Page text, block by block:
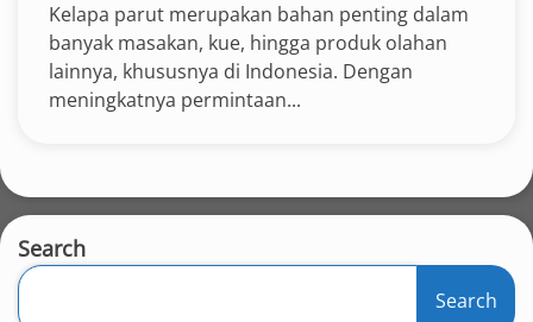
Kelapa parut merupakan bahan penting dalam
banyak masakan, kue, hingga produk olahan
lainnya, khususnya di Indonesia. Dengan
meningkatnya permintaan...
Search
Search